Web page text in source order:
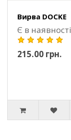
Вирва DOCKE
Є в наявності
215.00 грн.